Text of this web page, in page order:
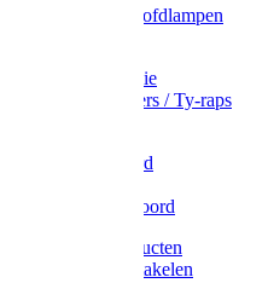
Zak- & Hoofdlampen
Tape en folie
Kabelbinders / Ty-raps
Metselkoord
Elastisch koord
Afdekproducten
Heffen en takelen